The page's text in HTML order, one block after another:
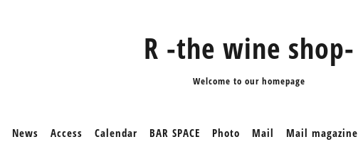
R -the wine shop-
Welcome to our homepage
News Access Calendar BAR SPACE Photo Mail Mail magazine